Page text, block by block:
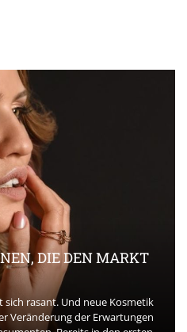
DIE DEN MARKT
sich rasant. Und neue Kosmetik
Veränderung der Erwartungen